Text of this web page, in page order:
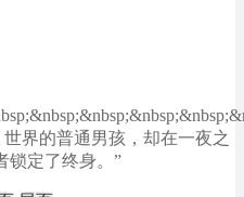
界的普通男孩，却在一夜之
锁定了终身。”